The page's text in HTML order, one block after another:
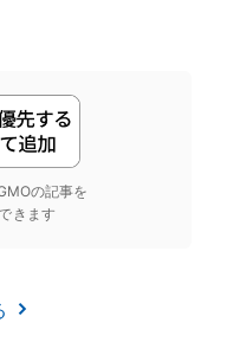
の記事を
きます